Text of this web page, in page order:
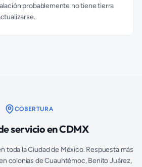
probablemente no tiene tierra
COBERTURA
servicio en CDMX
toda la Ciudad de México. Respuesta más
colonias de Cuauhtémoc, Benito Juárez,